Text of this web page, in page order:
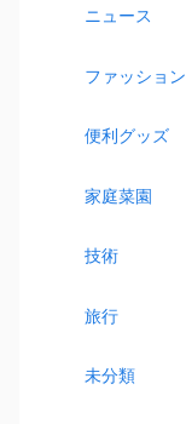
ニュース
ファッション
便利グッズ
家庭菜園
技術
旅行
未分類